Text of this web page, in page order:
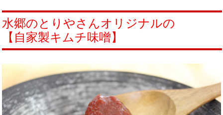
水郷のとりやさんオリジナルの
【自家製キムチ味噌】